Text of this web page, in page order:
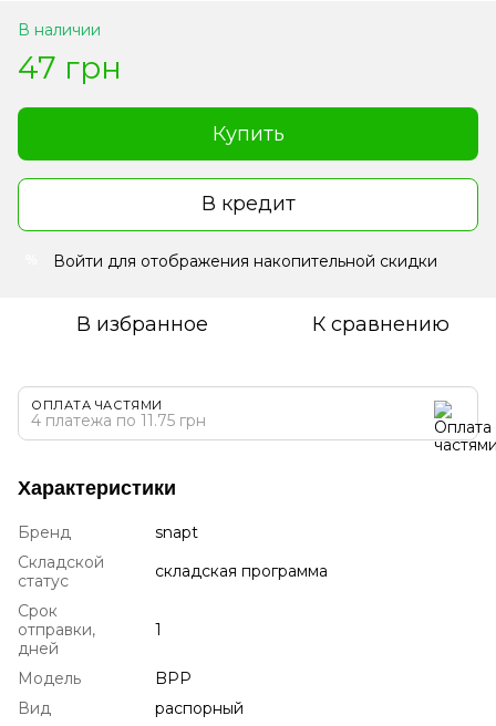
В наличии
47 грн
Купить
В кредит
Войти для отображения накопительной скидки
В избранное К сравнению
ОПЛАТА ЧАСТЯМИ
4 платежа по 11.75 грн
Характеристики
Бренд
snapt
Складской
статус
складская программа
Срок
отправки,
дней
1
Модель
BPP
Вид
распорный